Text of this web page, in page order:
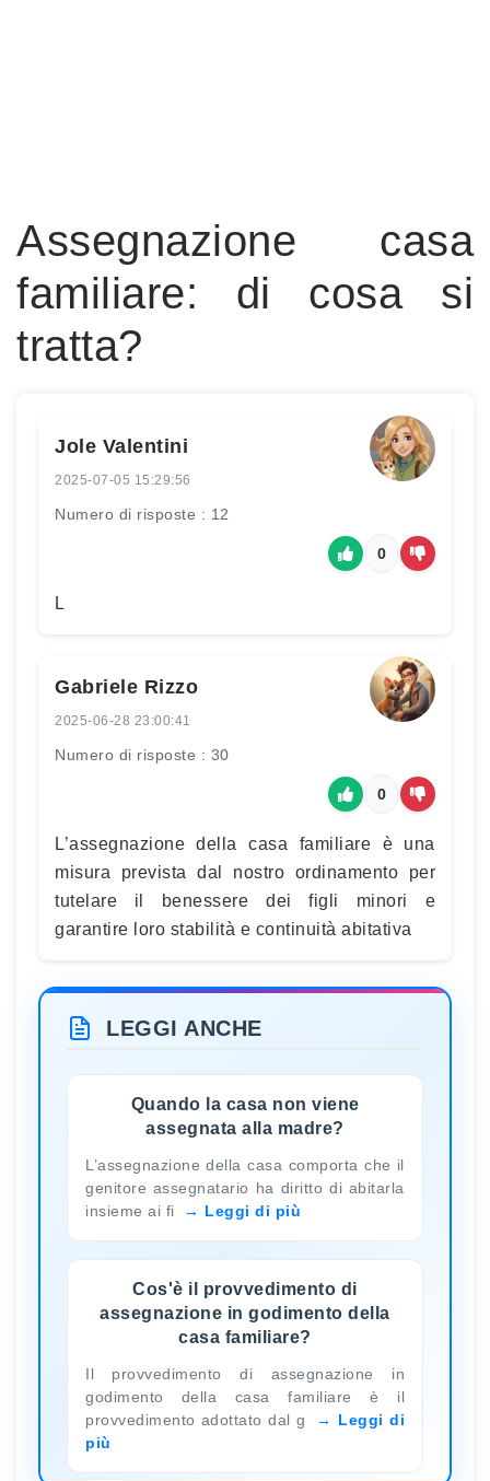
Assegnazione casa
familiare: di cosa si
tratta?
Jole Valentini
2025-07-05 15:29:56
Numero di risposte : 12
0
L
Gabriele Rizzo
2025-06-28 23:00:41
Numero di risposte : 30
0
L’assegnazione della casa familiare è una
misura prevista dal nostro ordinamento per
tutelare il benessere dei figli minori e
garantire loro stabilità e continuità abitativa
LEGGI ANCHE
Quando la casa non viene
assegnata alla madre?
L’assegnazione della casa comporta che il
genitore assegnatario ha diritto di abitarla
insieme ai fi
Leggi di più
Cos'è il provvedimento di
assegnazione in godimento della
casa familiare?
Il provvedimento di assegnazione in
godimento della casa familiare è il
provvedimento adottato dal g
Leggi di
più